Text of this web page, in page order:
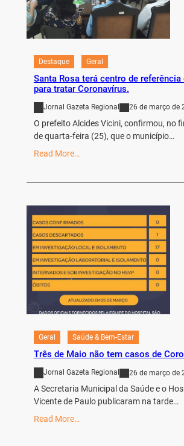
Destaque Geral
Santa Rosa terá centro de
para tratar Coronavírus.
Jornal Gazeta Regional 26 de março de
O prefeito Alcides Vicini, confirmou, no
de quarta-feira (25), que o município…
Read More…
Geral Saúde & Bem-Estar
Três de Maio não tem casos de
Jornal Gazeta Regional 26 de março de
A Secretaria Municipal da Saúde e o
Vicente de Paulo publicaram na tarde…
Read More…